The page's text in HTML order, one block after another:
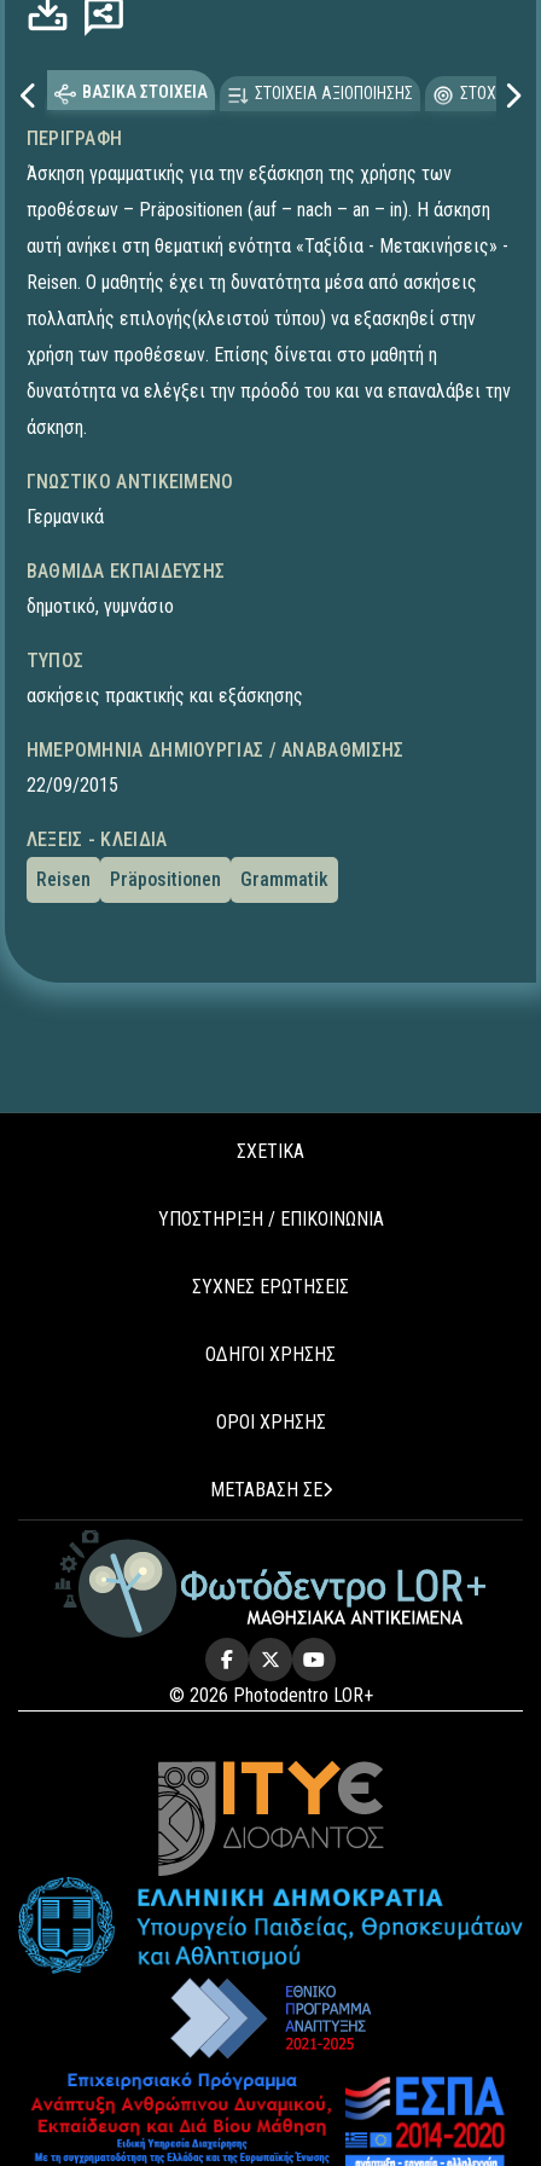
ΒΑΣΙΚΑ ΣΤΟΙΧΕΙΑ ΣΤΟΙΧΕΙΑ ΑΞΙΟΠΟΙΗΣΗΣ
ΠΕΡΙΓΡΑΦΉ
Άσκηση γραμματικής για την εξάσκηση της χρήσης των
προθέσεων – Präpositionen (auf – nach – an – in). Η άσκηση
αυτή ανήκει στη θεματική ενότητα «Ταξίδια - Μετακινήσεις» -
Reisen. Ο μαθητής έχει τη δυνατότητα μέσα από ασκήσεις
πολλαπλής επιλογής(κλειστού τύπου) να εξασκηθεί στην
χρήση των προθέσεων. Επίσης δίνεται στο μαθητή η
δυνατότητα να ελέγξει την πρόοδό του και να επαναλάβει την
άσκηση.
ΓΝΩΣΤΙΚΌ ΑΝΤΙΚΕΊΜΕΝΟ
Γερμανικά
ΒΑΘΜΊΔΑ ΕΚΠΑΊΔΕΥΣΗΣ
δημοτικό, γυμνάσιο
ΤΎΠΟΣ
ασκήσεις πρακτικής και εξάσκησης
ΗΜΕΡΟΜΗΝΊΑ ΔΗΜΙΟΥΡΓΊΑΣ / ΑΝΑΒΆΘΜΙΣΗΣ
22/09/2015
ΛΈΞΕΙΣ - ΚΛΕΙΔΙΆ
Reisen
Präpositionen Grammatik
ΣΧΕΤΙΚΑ
ΥΠΟΣΤΗΡΙΞΗ / ΕΠΙΚΟΙΝΩΝΙΑ
ΣΥΧΝΕΣ ΕΡΩΤΗΣΕΙΣ
ΟΔΗΓΟΙ ΧΡΗΣΗΣ
ΟΡΟΙ ΧΡΗΣΗΣ
ΜΕΤΑΒΑΣΗ ΣΕ
© 2026 Photodentro LOR+